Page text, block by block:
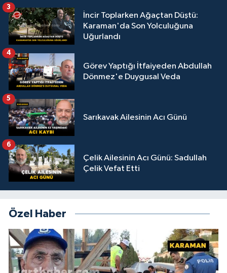
İncir Toplarken Ağaçtan Düştü:
Karaman'da Son Yolculuğuna
Uğurlandı
3
Görev Yaptığı İtfaiyeden Abdullah
Dönmez'e Duygusal Veda
4
Sarıkavak Ailesinin Acı Günü
5
Çelik Ailesinin Acı Günü: Sadullah
Çelik Vefat Etti
6
Özel Haber